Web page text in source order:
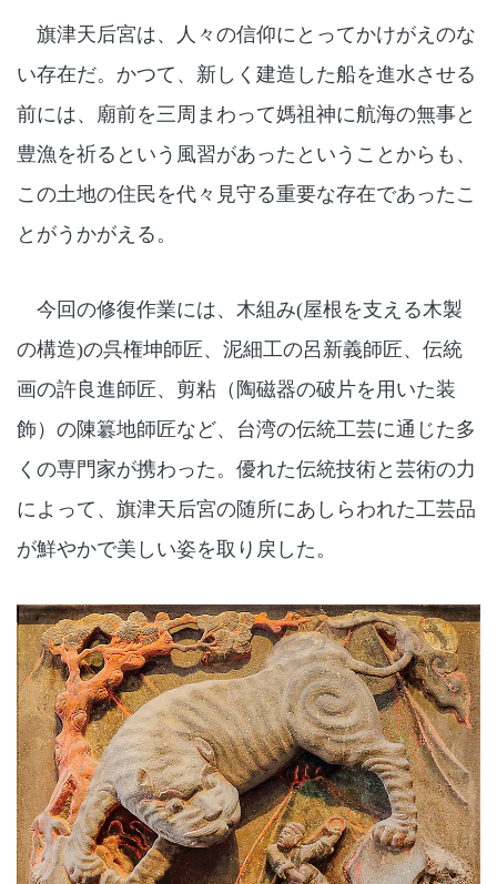
旗津天后宮は、人々の信仰にとってかけがえのな
い存在だ。かつて、新しく建造した船を進水させる
前には、廟前を三周まわって媽祖神に航海の無事と
豊漁を祈るという風習があったということからも、
この土地の住民を代々見守る重要な存在であったこ
とがうかがえる。
今回の修復作業には、木組み(屋根を支える木製
の構造)の呉権坤師匠、泥細工の呂新義師匠、伝統
画の許良進師匠、剪粘（陶磁器の破片を用いた装
飾）の陳簒地師匠など、台湾の伝統工芸に通じた多
くの専門家が携わった。優れた伝統技術と芸術の力
によって、旗津天后宮の随所にあしらわれた工芸品
が鮮やかで美しい姿を取り戻した。